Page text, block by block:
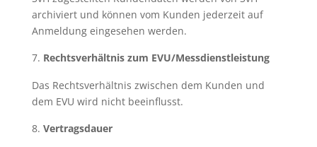
archiviert und können vom Kunden jederzeit auf
Anmeldung eingesehen werden.
Rechtsverhältnis zum EVU/Messdienstleistung
Das Rechtsverhältnis zwischen dem Kunden und
dem EVU wird nicht beeinflusst.
Vertragsdauer